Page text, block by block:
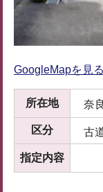
GoogleMapを見る
所在地 奈
区分 古
指定内容